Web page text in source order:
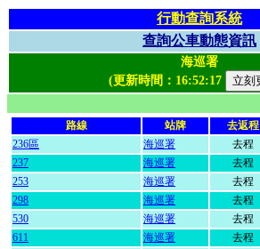
行動查詢系統
查詢公車動態資訊
海巡署
(更新時間： 16:52:17
路線 站牌 去返程
236區
海巡署 去程
237
海巡署 去程
253
海巡署 去程
298
海巡署 去程
530
海巡署 去程
611
海巡署 去程